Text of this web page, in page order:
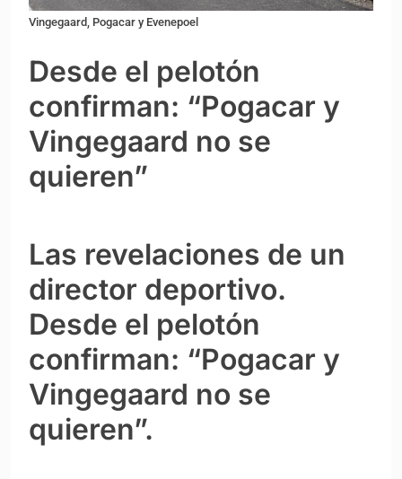
Vingegaard, Pogacar y Evenepoel
Desde el pelotón
confirman: “Pogacar y
Vingegaard no se
quieren”
Las revelaciones de un
director deportivo.
Desde el pelotón
confirman: “Pogacar y
Vingegaard no se
quieren”.